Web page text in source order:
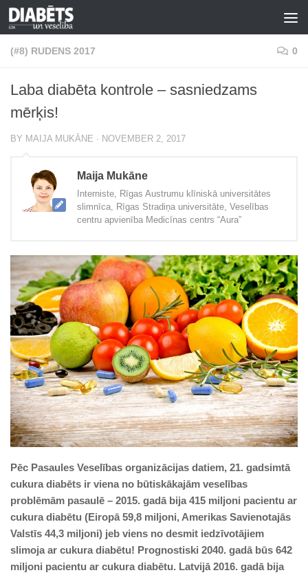
Skip to content
(#8) RUDENS 2017 0
Laba diabēta kontrole – sasniedzams
mērķis!
BY MAIJA MUKĀNE · NOVEMBER 2, 2017
Maija Mukāne
Interniste, Rīgas Austrumu klīniskā universitātes
slimnīca, Rīgas Stradiņa universitāte, Veselības
centru apvienība Medicīnas centrs “Aura”
Pēc Pasaules Veselības organizācijas datiem, 21. gadsimtā
cukura diabēts ir viena no būtiskākajām veselības
problēmām pasaulē – 2015. gadā bija 415 miljoni pacientu ar
cukura diabētu (Eiropā 59,8 miljoni, Amerikas Savienotajās
Valstīs 44,3 miljoni) jeb viens no desmit iedzīvotājiem
slimoja ar cukura diabētu! Prognostiski 2040. gadā būs 642
miljoni pacientu ar cukura diabētu. Latvijā 2016. gadā bija